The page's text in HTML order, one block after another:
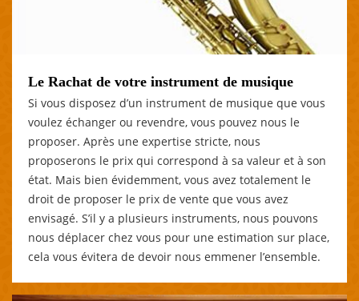
Le Rachat de votre instrument de musique
Si vous disposez d’un instrument de musique que vous
voulez échanger ou revendre, vous pouvez nous le
proposer. Après une expertise stricte, nous
proposerons le prix qui correspond à sa valeur et à son
état. Mais bien évidemment, vous avez totalement le
droit de proposer le prix de vente que vous avez
envisagé. S’il y a plusieurs instruments, nous pouvons
nous déplacer chez vous pour une estimation sur place,
cela vous évitera de devoir nous emmener l’ensemble.